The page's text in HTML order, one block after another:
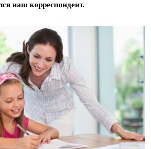
наш корреспондент.